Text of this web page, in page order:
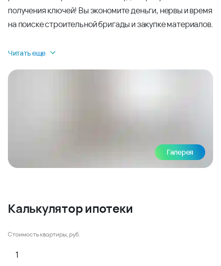
получения ключей! Вы экономите деньги, нервы и время
на поиске строительной бригады и закупке материалов.
Читать еще
Галерея
Калькулятор ипотеки
Стоимость квартиры, руб.